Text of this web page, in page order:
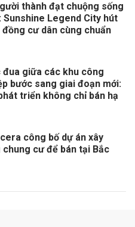
thành đạt chuộng sống
Sunshine Legend City hút
đồng cư dân cùng chuẩn
đua giữa các khu công
bước sang giai đoạn mới:
triển không chỉ bán hạ
công bố dự án xây
chung cư để bán tại Bắc